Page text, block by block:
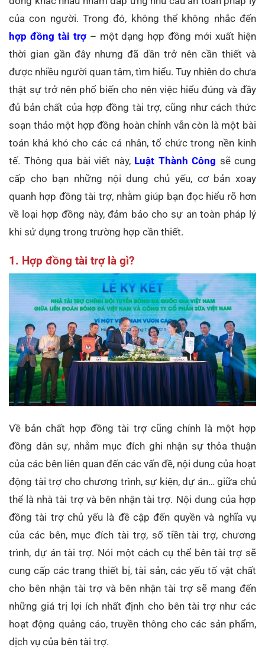
của con người. Trong đó, không thể không nhắc đến
hợp đồng tài trợ– một dạng hợp đồng mới xuất hiện
thời gian gần đây nhưng đã dần trở nên cần thiết và
được nhiều người quan tâm, tìm hiểu. Tuy nhiên do chưa
thật sự trở nên phổ biến cho nên việc hiểu đúng và đầy
đủ bản chất của hợp đồng tài trợ, cũng như cách thức
soạn thảo một hợp đồng hoàn chỉnh vẫn còn là một bài
toán khá khó cho các cá nhân, tổ chức trong nền kinh
tế. Thông qua bài viết này, Luật Thành Công sẽ cung
cấp cho bạn những nội dung chủ yếu, cơ bản xoay
quanh hợp đồng tài trợ, nhằm giúp bạn đọc hiểu rõ hơn
về loại hợp đồng này, đảm bảo cho sự an toàn pháp lý
khi sử dụng trong trường hợp cần thiết.
1. Hợp đồng tài trợ là gì?
Về bản chất hợp đồng tài trợ cũng chính là một hợp
đồng dân sự, nhằm mục đích ghi nhận sự thỏa thuận
của các bên liên quan đến các vấn đề, nội dung của hoạt
động tài trợ cho chương trình, sự kiện, dự án… giữa chủ
thể là nhà tài trợ và bên nhận tài trợ. Nội dung của hợp
đồng tài trợ chủ yếu là đề cập đến quyền và nghĩa vụ
của các bên, mục đích tài trợ, số tiền tài trợ, chương
trình, dự án tài trợ. Nói một cách cụ thể bên tài trợ sẽ
cung cấp các trang thiết bị, tài sản, các yếu tố vật chất
cho bên nhận tài trợ và bên nhận tài trợ sẽ mang đến
những giá trị lợi ích nhất định cho bên tài trợ như các
hoạt động quảng cáo, truyền thông cho các sản phẩm,
dịch vụ của bên tài trợ.